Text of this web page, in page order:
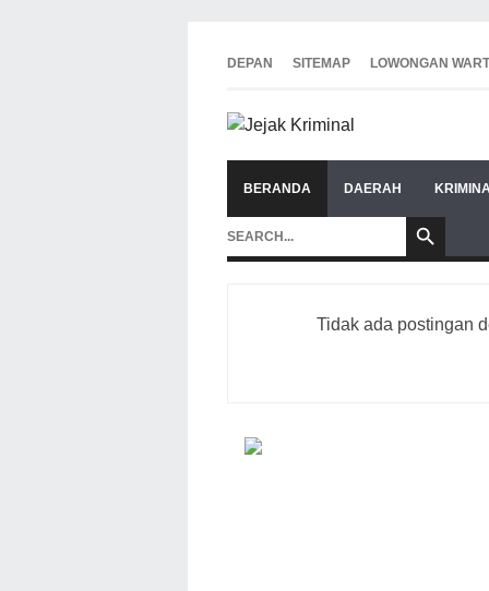
DEPAN SITEMAP LOWONGAN
BERANDA DAERAH
Tidak ada postingan